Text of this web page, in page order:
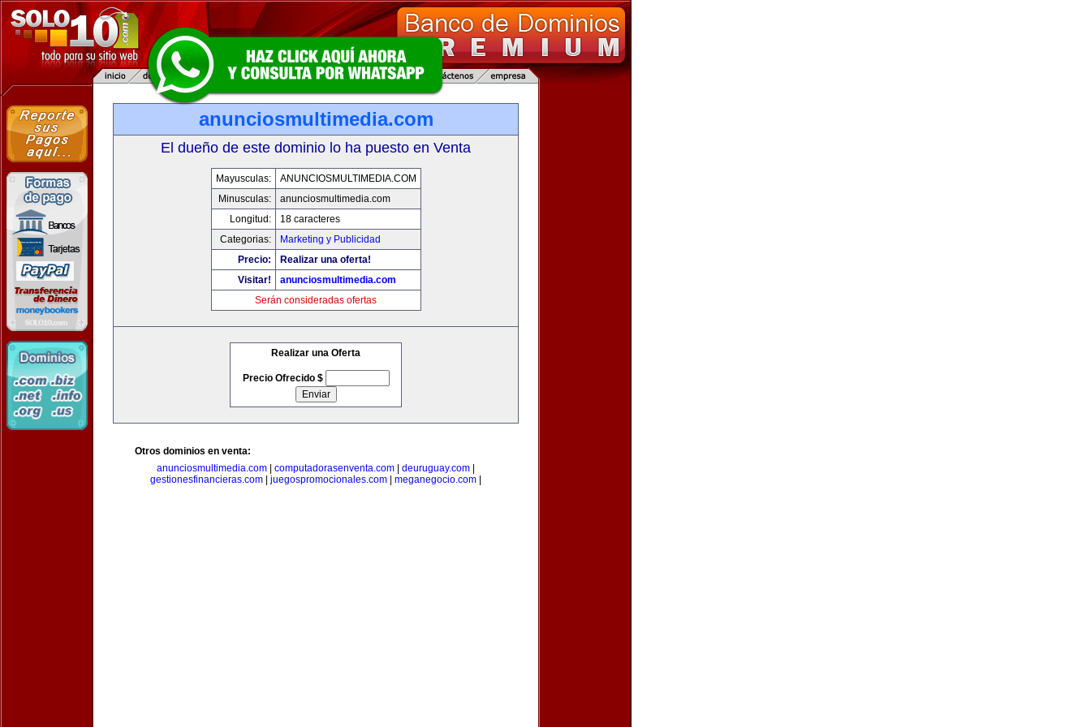
anunciosmultimedia.com
El dueño de este dominio lo ha puesto en Venta
Mayusculas:
ANUNCIOSMULTIMEDIA.COM
Minusculas:
anunciosmultimedia.com
Longitud:
18 caracteres
Categorias:
Marketing y Publicidad
Precio:
Realizar una oferta!
Visitar!
anunciosmultimedia.com
Serán consideradas ofertas
Realizar una Oferta
Precio Ofrecido $
Otros dominios en venta:
anunciosmultimedia.com
computadorasenventa.com deuruguay.com
gestionesfinancieras.com
juegospromocionales.com meganegocio.com